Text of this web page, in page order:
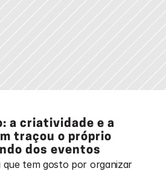
a criatividade e a
traçou o próprio
dos eventos
que tem gosto por organizar